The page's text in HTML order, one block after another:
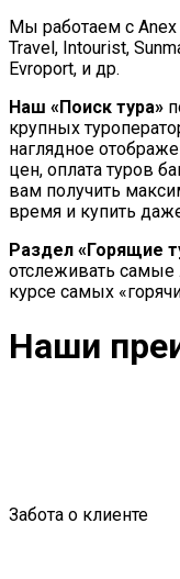
Мы работаем с Anex
Travel, Intourist,
Evroport, и др.
Наш «Поиск тура»
крупных
наглядное
цен, оплата туров
вам получить
время и купить
Раздел «Горящие
отслеживать
курсе самых
Наши
Забота о клиенте